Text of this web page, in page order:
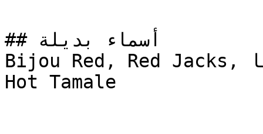
## أسماء بديلة
Bijou Red, Red Jacks, بولونيا, BOLOGNA, Tanager,
Hot Tamale